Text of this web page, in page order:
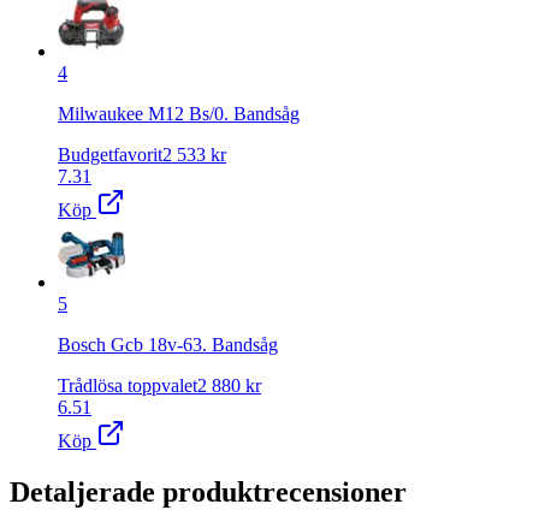
4
Milwaukee M12 Bs/0. Bandsåg
Budgetfavorit2 533 kr
7.31
Köp
5
Bosch Gcb 18v-63. Bandsåg
Trådlösa toppvalet2 880 kr
6.51
Köp
Detaljerade produktrecensioner